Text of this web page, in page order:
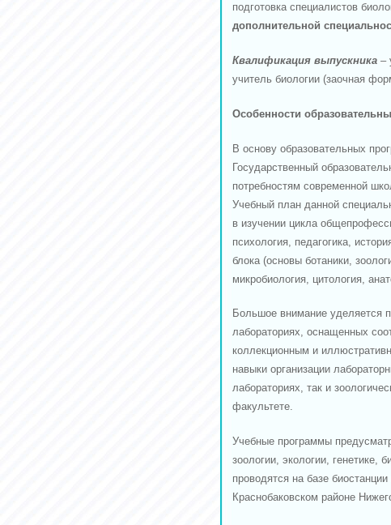
подготовка специалистов
дополнительной
Квалификация выпускника –
учитель биологии (заочная
Особенности
В основу образовательных
Государственный
потребностям современной
Учебный план данной
в изучении цикла
психология, педагогика,
блока (основы ботаники,
микробиология, цитология,
Большое внимание уделяется
лабораториях, оснащенных
коллекционным и
навыки организации
лабораториях, так и
факультете.
Учебные программы
зоологии, экологии, генетике,
проводятся на базе
Краснобаковском районе